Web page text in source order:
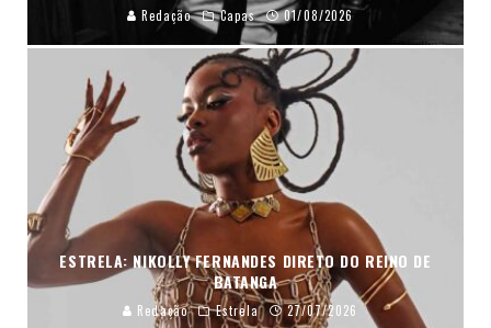
Redação Capas 01/08/2026
ESTRELA: NIKOLLY FERNANDES DIRETO DO REINO DE
BATANGA
Redação Estrela 27/07/2026